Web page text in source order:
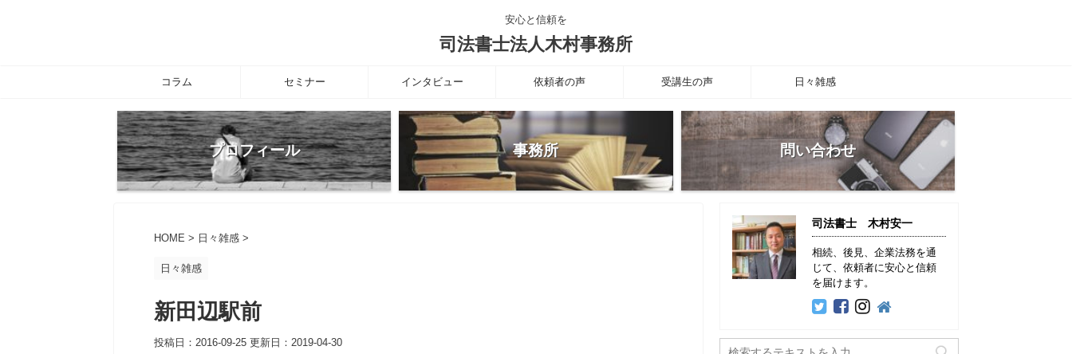
安心と信頼を
司法書士法人木村事務所
コラム セミナー インタビュー 依頼者の声 受講生の声 日々雑感
プロフィール 事務所 問い合わせ
HOME > 日々雑感 >
日々雑感
新田辺駅前
投稿日：2016-09-25 更新日： 2019-04-30
司法書士 木村安一
相続、後見、企業法務を通
じて、依頼者に安心と信頼
を届けます。